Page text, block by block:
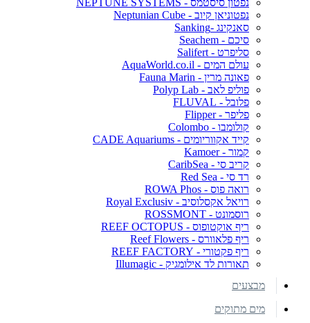
נפטוניאן קיוב - Neptunian Cube
סאנקינג -Sanking
סיכם - Seachem
סליפרט - Salifert
עולם המים - AquaWorld.co.il
פאונה מרין - Fauna Marin
פוליפ לאב - Polyp Lab
פלובל - FLUVAL
פליפר - Flipper
קולומבו - Colombo
קייד אקווריומים - CADE Aquariums
קמור - Kamoer
קריב סי - CaribSea
רד סי - Red Sea
רואה פוס - ROWA Phos
רויאל אקסלוסיב - Royal Exclusiv
רוסמונט - ROSSMONT
ריף אוקטופוס - REEF OCTOPUS
ריף פלאוורס - Reef Flowers
ריף פקטורי - REEF FACTORY
תאורות לד אילומגיק - Illumagic
מבצעים
מים מתוקים